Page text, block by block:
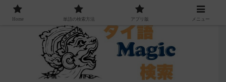
Home 単語の検索方法 アプリ版 メニュー